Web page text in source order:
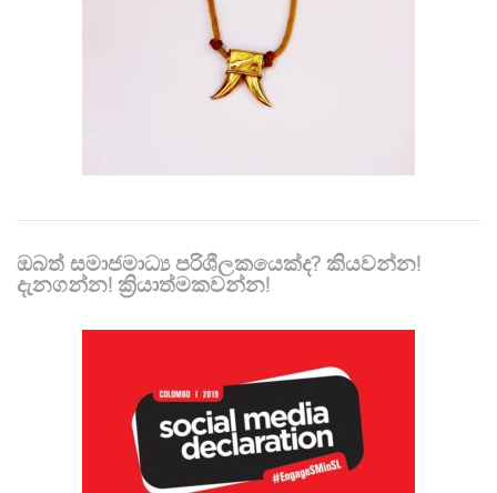
ඔබත් සමාජමාධ්‍ය පරිශීලකයෙක්ද? කියවන්න!
දැනගන්න! ක්‍රියාත්මකවන්න!